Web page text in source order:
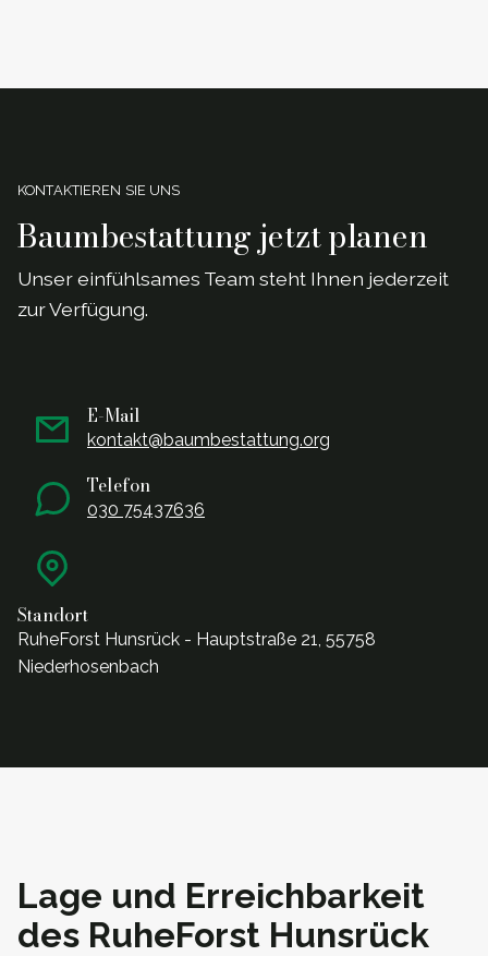
KONTAKTIEREN SIE UNS
Baumbestattung jetzt planen
Unser einfühlsames Team steht Ihnen jederzeit
zur Verfügung.
E-Mail
kontakt@baumbestattung.org
Telefon
030 75437636
Standort
RuheForst Hunsrück - Hauptstraße 21, 55758
Niederhosenbach
Lage und Erreichbarkeit
des RuheForst Hunsrück